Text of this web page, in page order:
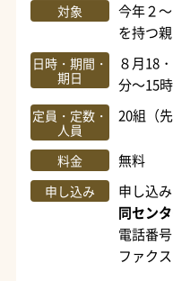
対象
今年２
を持つ
日時・期間・
期日
８月18
分～15
定員・定数・
人員
20組（先
料金 無料
申し込み
申し込
同セン
電話番
ファク